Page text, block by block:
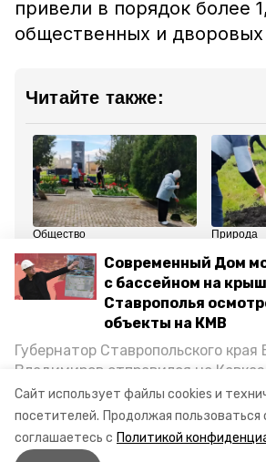
Сайт использует файлы cookies и
посетителей. Продолжая пользоваться
соглашаетесь с Политикой
Современный Дом
с бассейном на
Ставрополья
объекты на КМВ
Губернатор Ставропольского
Владимиров отправился на
Минеральные Воды, чтобы
строительство объектов в
Минводах, а также выслушать
постройке новых точек
привели в порядок более
общественных и
Читайте также:
Общество
24 апреля , 17:38
Территории братских
могил приводят в
порядок в
Минераловодском
Природа
150
в селе
округа
Все новости
благоустройство голосование